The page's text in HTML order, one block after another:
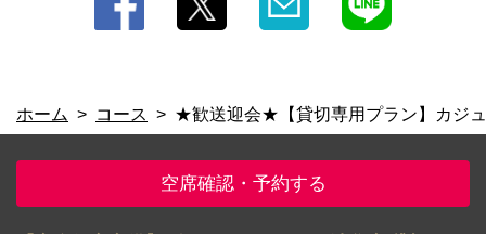
ホーム コース ★歓送迎会★【貸切専用プラン】カジ
空席確認・予約する